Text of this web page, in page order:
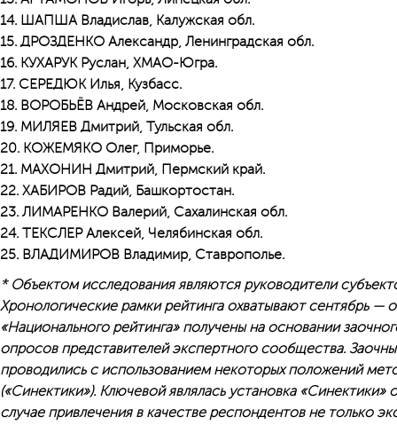
14. ШАПША Владислав, Калужская обл.
15. ДРОЗДЕНКО Александр, Ленинградская обл.
16. КУХАРУК Руслан, ХМАО-Югра.
17. СЕРЕДЮК Илья, Кузбасс.
18. ВОРОБЬЁВ Андрей, Московская обл.
19. МИЛЯЕВ Дмитрий, Тульская обл.
20. КОЖЕМЯКО Олег, Приморье.
21. МАХОНИН Дмитрий, Пермский край.
22. ХАБИРОВ Радий, Башкортостан.
23. ЛИМАРЕНКО Валерий, Сахалинская обл.
24. ТЕКСЛЕР Алексей, Челябинская обл.
25. ВЛАДИМИРОВ Владимир, Ставрополье.
* Объектом исследования являются руководители
Хронологические рамки рейтинга охватывают сентябрь —
«Национального рейтинга» получены на основании
опросов представителей экспертного сообщества.
проводились с использованием некоторых положений
(«Синектики»). Ключевой являлась установка
случае привлечения в качестве респондентов не только